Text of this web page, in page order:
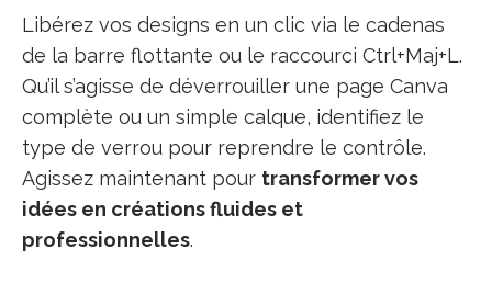
Libérez vos designs en un clic via le cadenas
de la barre flottante ou le raccourci Ctrl+Maj+L.
Qu’il s’agisse de déverrouiller une page Canva
complète ou un simple calque, identifiez le
type de verrou pour reprendre le contrôle.
Agissez maintenant pour transformer vos
idées en créations fluides et
professionnelles.